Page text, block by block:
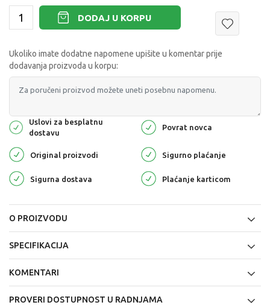
DODAJ U KORPU
Ukoliko imate dodatne napomene upišite u komentar prije
dodavanja proizvoda u korpu:
Uslovi za besplatnu
dostavu
Povrat novca
Original proizvodi Sigurno plaćanje
Sigurna dostava Plaćanje karticom
O PROIZVODU
SPECIFIKACIJA
KOMENTARI
PROVERI DOSTUPNOST U RADNJAMA